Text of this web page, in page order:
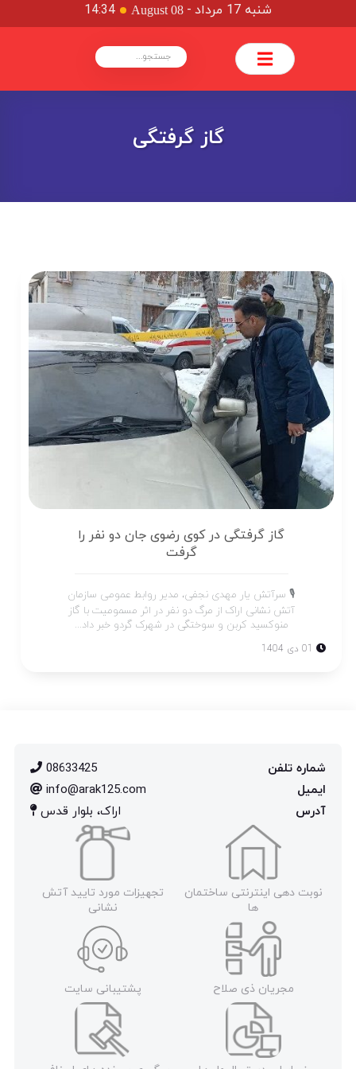
شنبه 17 مرداد -
August 08
14:34
گاز گرفتگی
گاز گرفتگی در کوی رضوی جان دو نفر را
گرفت
🎙 سرآتش یار مهدی نجفی، مدیر روابط عمومی سازمان
آتش نشانی اراک از مرگ دو نفر در اثر مسمومیت با گاز
منوکسید کربن و سوختگی در شهرک گردو خبر داد...
01 دی 1404
شماره تلفن
08633425
ایمیل
info@arak125.com
آدرس
اراک، بلوار قدس
نوبت دهی اینترنتی ساختمان
ها
تجهیزات مورد تایید آتش
نشانی
مجریان ذی صلاح پشتیبانی سایت